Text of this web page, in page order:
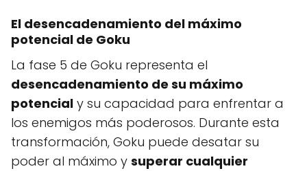
El desencadenamiento del máximo
potencial de Goku
La fase 5 de Goku representa el
desencadenamiento de su máximo
potencial y su capacidad para enfrentar a
los enemigos más poderosos. Durante esta
transformación, Goku puede desatar su
poder al máximo y superar cualquier